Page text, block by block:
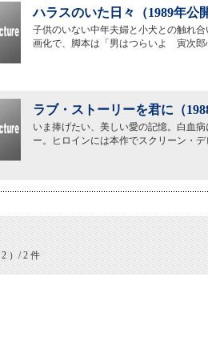
ハラスのいた日々（1989年公開
子供のいない中年夫婦と小犬との触れ
画化で、脚本は「男はつらいよ 寅次郎
ラブ・ストーリーを君に（
いま捧げたい、美しい愛の記憶。白血
ー。ヒロインには本作でスクリーン・
）/ 2 件